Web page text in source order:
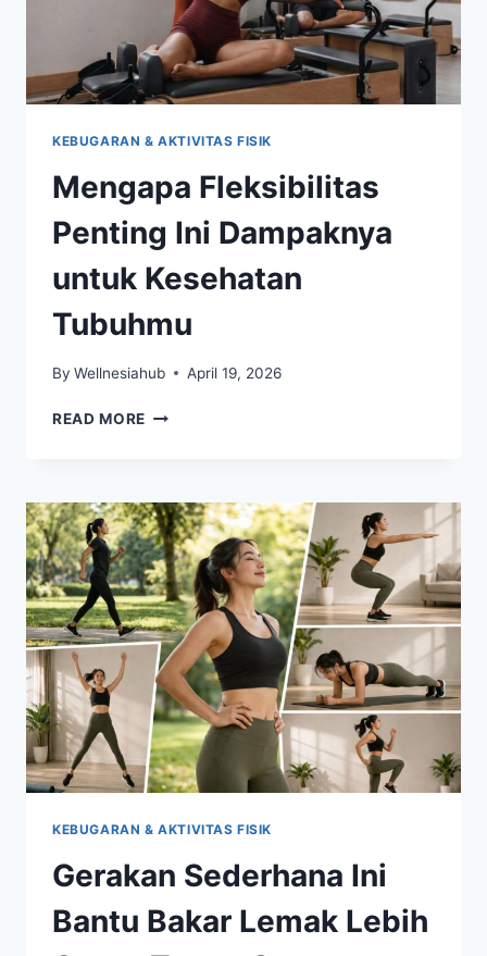
KEBUGARAN & AKTIVITAS FISIK
Mengapa Fleksibilitas
Penting Ini Dampaknya
untuk Kesehatan
Tubuhmu
By Wellnesiahub April 19, 2026
READ MORE MENGAPA
DAMPAKNYA
UNTUK
KESEHATAN
TUBUHMU
KEBUGARAN & AKTIVITAS FISIK
Gerakan Sederhana Ini
Bantu Bakar Lemak Lebih